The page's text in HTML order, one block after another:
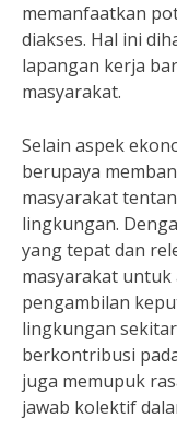
memanfaatkan
diakses. Hal ini
lapangan kerja
masyarakat.
Selain aspek
berupaya
masyarakat
lingkungan.
yang tepat dan
masyarakat
pengambilan
lingkungan
berkontribusi
juga memupuk
jawab kolektif